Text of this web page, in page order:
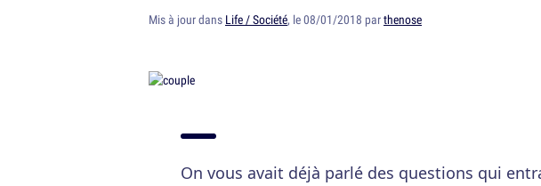
Mis à jour dans Life / Société, le 08/01/2018 parthenose
On vous avait déjà parlé des questions qui